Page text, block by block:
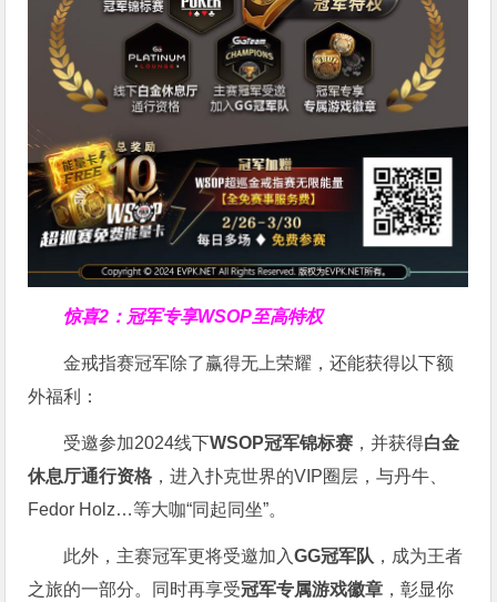
惊喜2：冠军专享WSOP至高特权
金戒指赛冠军除了赢得无上荣耀，还能获得以下额
外福利：
受邀参加2024线下WSOP冠军锦标赛 ，并获得白金
休息厅通行资格 ，进入扑克世界的VIP圈层，与丹牛、
Fedor Holz…等大咖“同起同坐”。
此外，主赛冠军更将受邀加入GG冠军队 ，成为王者
之旅的一部分。同时再享受冠军专属游戏徽章 ，彰显你